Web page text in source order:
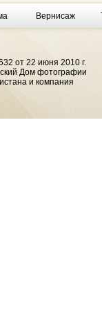
Вернисаж
от 22 июня 2010 г.
Дом фотографии
и компания